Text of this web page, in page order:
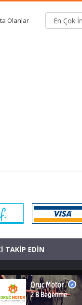
Olanlar
TAKİP EDİN